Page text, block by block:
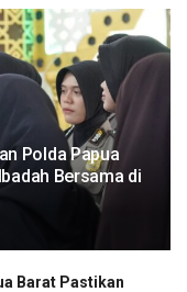
Polda Papua
Bersama di
Barat Pastikan